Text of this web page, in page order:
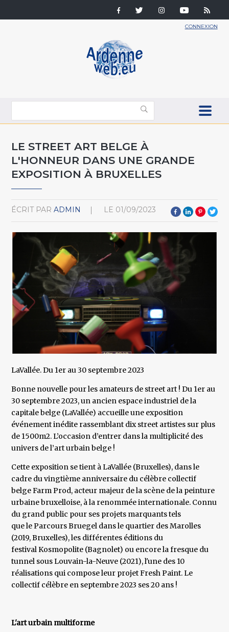
CONNEXION
LE STREET ART BELGE À
L'HONNEUR DANS UNE GRANDE
EXPOSITION À BRUXELLES
ÉCRIT PAR ADMIN LE 01/09/2023
LaVallée. Du 1er au 30 septembre 2023
Bonne nouvelle pour les amateurs de street art ! Du 1er au
30 septembre 2023, un ancien espace industriel de la
capitale belge (LaVallée) accueille une exposition
événement inédite rassemblant dix street artistes sur plus
de 1500m2. L’occasion d’entrer dans la multiplicité des
univers de l’art urbain belge !
Cette exposition se tient à LaVallée (Bruxelles), dans le
cadre du vingtième anniversaire du célèbre collectif
belge Farm Prod, acteur majeur de la scène de la peinture
urbaine bruxelloise, à la renommée internationale. Connu
du grand public pour ses projets marquants tels
que le Parcours Bruegel dans le quartier des Marolles
(2019, Bruxelles), les différentes éditions du
festival Kosmopolite (Bagnolet) ou encore la fresque du
tunnel sous Louvain-la-Neuve (2021), l'une des 10
réalisations qui compose leur projet Fresh Paint. Le
collectif célèbre en septembre 2023 ses 20 ans !
L'art urbain multiforme